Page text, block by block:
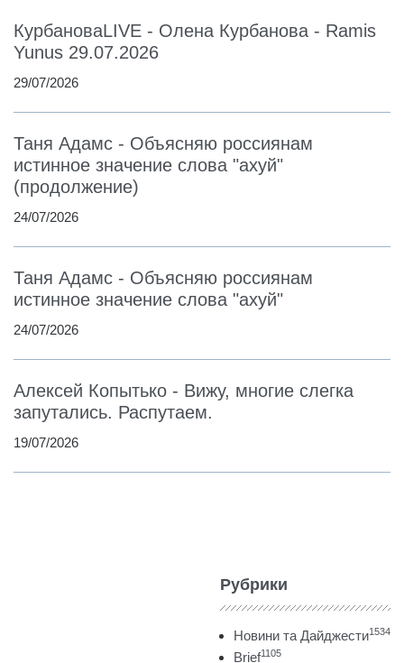
КурбановаLIVE - Олена Курбанова - Ramis
Yunus 29.07.2026
29/07/2026
Таня Адамс - Объясняю россиянам
истинное значение слова "ахуй"
(продолжение)
24/07/2026
Таня Адамс - Объясняю россиянам
истинное значение слова "ахуй"
24/07/2026
Алексей Копытько - Вижу, многие слегка
запутались. Распутаем.
19/07/2026
Рубрики
Новини та Дайджести1534
Brief1105